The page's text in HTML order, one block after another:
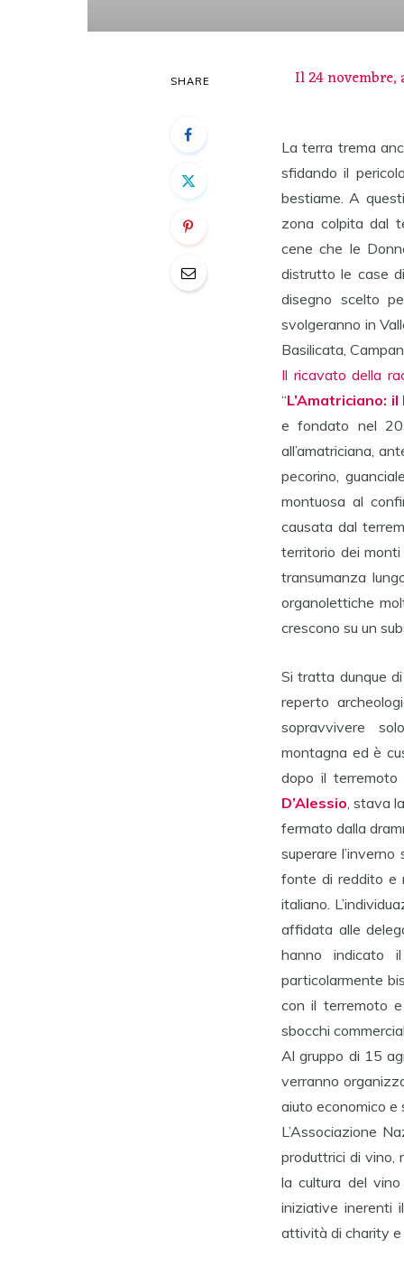
SHARE Il 24 novembre,
La terra trema
sfidando il
bestiame. A
zona colpita dal
cene che le
distrutto le case
disegno scelto
svolgeranno in
Basilicata,
Il ricavato della
“L’Amatriciano:
e fondato nel
all’amatriciana,
pecorino,
montuosa al
causata dal
territorio dei
transumanza
organolettiche
crescono su un
Si tratta dunque
reperto
sopravvivere
montagna ed è
dopo il
D’Alessio, stava
fermato dalla
superare
fonte di reddito e
italiano.
affidata alle
hanno indicato
particolarmente
con il terremoto
sbocchi
Al gruppo di 15
verranno
aiuto economico
L’Associazione
produttrici di vino,
la cultura del
iniziative inerenti
attività di charity e